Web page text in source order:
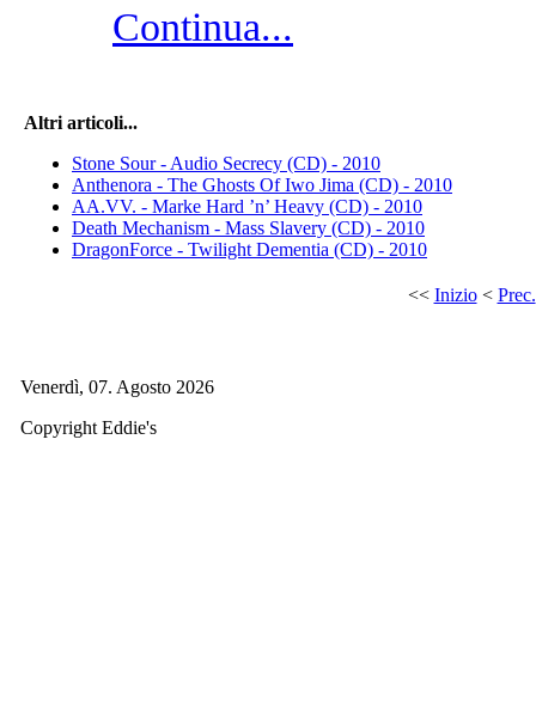
Continua...
Altri articoli...
Stone Sour - Audio Secrecy (CD) - 2010
Anthenora - The Ghosts Of Iwo Jima (CD) - 2010
AA.VV. - Marke Hard ’n’ Heavy (CD) - 2010
Death Mechanism - Mass Slavery (CD) - 2010
DragonForce - Twilight Dementia (CD) - 2010
<< Inizio< Prec.
Venerdì, 07. Agosto 2026
Copyright Eddie's